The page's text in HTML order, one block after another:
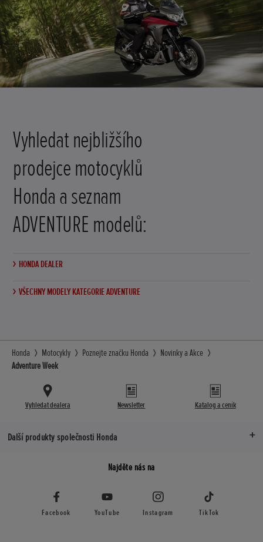
Vyhledat nejbližšího
prodejce motocyklů
Honda a seznam
ADVENTURE modelů:
HONDA DEALER
VŠECHNY MODELY KATEGORIE ADVENTURE
Honda Motocykly Poznejte značku Honda
Novinky a Akce
Adventure Week
Vyhledat dealera Newsletter Katalog a ceník
Další produkty společnosti Honda
Najděte nás na
Facebook YouTube Instagram TikTok